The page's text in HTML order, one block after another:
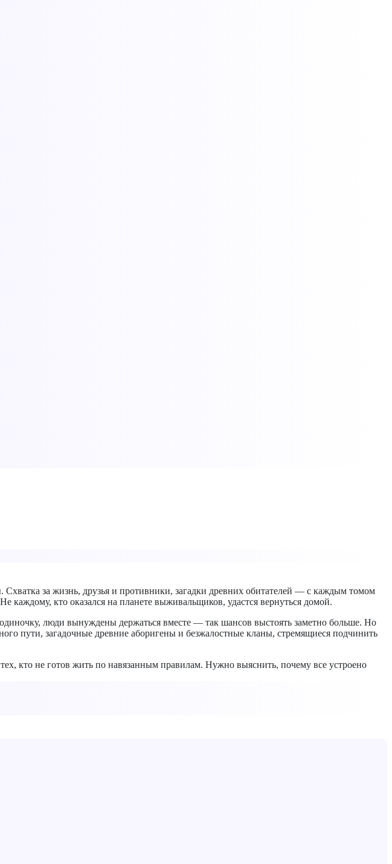
за жизнь, друзья и противники, загадки древних обитателей — с каждым томом
кто оказался на планете выживальщиков, удастся вернуться домой.
люди вынуждены держаться вместе — так шансов выстоять заметно больше. Но
пути, загадочные древние аборигены и безжалостные кланы, стремящиеся подчинить
кто не готов жить по навязанным правилам. Нужно выяснить, почему все устроено